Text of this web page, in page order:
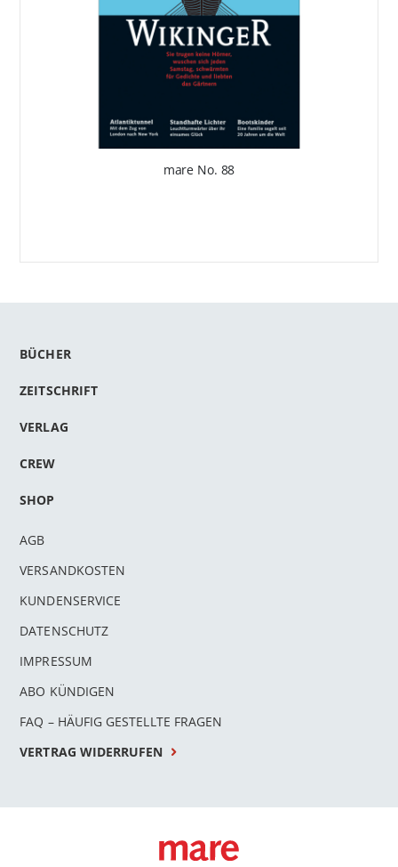
mare No. 88
BÜCHER
ZEITSCHRIFT
VERLAG
CREW
SHOP
AGB
VERSANDKOSTEN
KUNDENSERVICE
DATENSCHUTZ
IMPRESSUM
ABO KÜNDIGEN
FAQ – HÄUFIG GESTELLTE FRAGEN
VERTRAG WIDERRUFEN